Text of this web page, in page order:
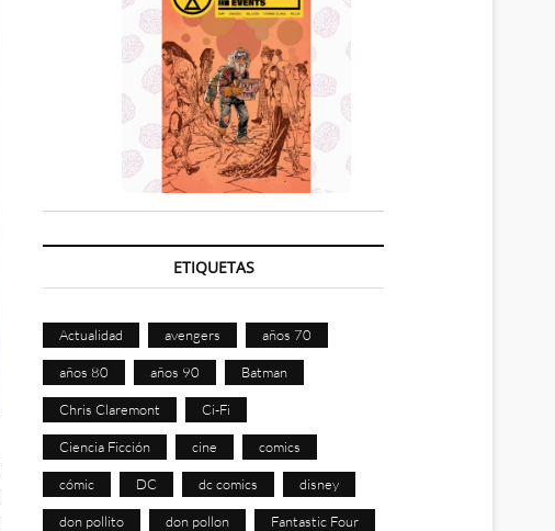
ETIQUETAS
Actualidad avengers años 70
años 80 años 90 Batman
Chris Claremont Ci-Fi
Ciencia Ficción cine comics
cómic DC dc comics disney
don pollito don pollon Fantastic Four